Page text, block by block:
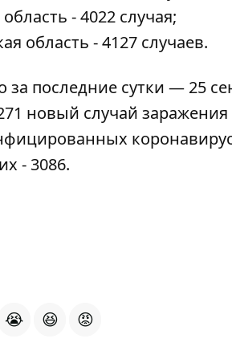
- 4022 случая;
область - 4127 случаев.
последние сутки — 25
новый случай заражения
- 3086.
😭 😆 😡